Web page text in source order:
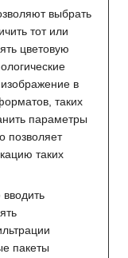
выбрать
тот или
цветовую
в
таких
параметры
позволяет
таких
пакеты